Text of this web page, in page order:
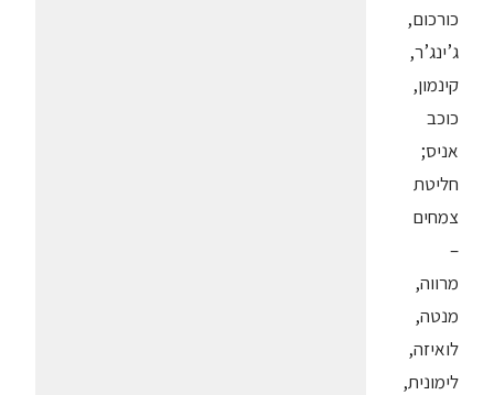
כורכום,
ג’ינג’ר,
קינמון,
כוכב
אניס;
חליטת
צמחים
–
מרווה,
מנטה,
לואיזה,
לימונית,